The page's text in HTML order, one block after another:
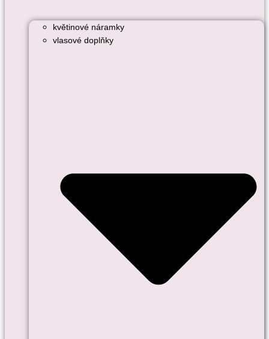
květinové náramky
vlasové doplňky